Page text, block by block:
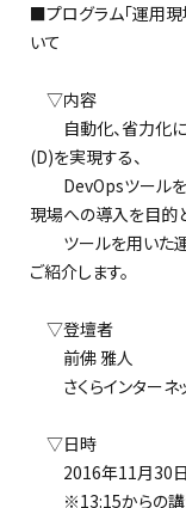
■プログラム「運用
いて
▽内容
自動化、省力化に
(D)を実現する、
DevOpsツールを
現場への導入を目的
ツールを用いた運
ご紹介します。
▽登壇者
前佛 雅人
さくらインターネ
▽日時
2016年11月30日
※13:15からの講演